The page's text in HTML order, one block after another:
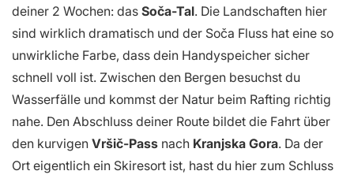
deiner 2 Wochen: das Soča-Tal. Die Landschaften hier
sind wirklich dramatisch und der Soča Fluss hat eine so
unwirkliche Farbe, dass dein Handyspeicher sicher
schnell voll ist. Zwischen den Bergen besuchst du
Wasserfälle und kommst der Natur beim Rafting richtig
nahe. Den Abschluss deiner Route bildet die Fahrt über
den kurvigen Vršič-Pass nach Kranjska Gora. Da der
Ort eigentlich ein Skiresort ist, hast du hier zum Schluss